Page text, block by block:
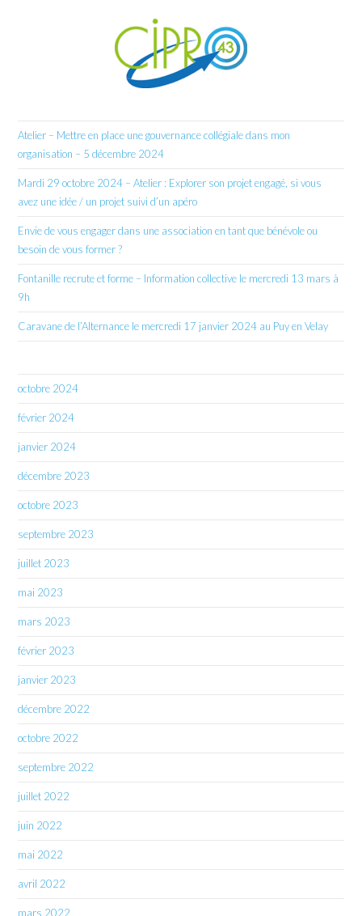
Atelier – Mettre en place une gouvernance collégiale dans mon
organisation – 5 décembre 2024
Mardi 29 octobre 2024 – Atelier : Explorer son projet engagé, si vous
avez une idée / un projet suivi d’un apéro
Envie de vous engager dans une association en tant que bénévole ou
besoin de vous former ?
Fontanille recrute et forme – Information collective le mercredi 13 mars à
9h
Caravane de l’Alternance le mercredi 17 janvier 2024 au Puy en Velay
octobre 2024
février 2024
janvier 2024
décembre 2023
octobre 2023
septembre 2023
juillet 2023
mai 2023
mars 2023
février 2023
janvier 2023
décembre 2022
octobre 2022
septembre 2022
juillet 2022
juin 2022
mai 2022
avril 2022
mars 2022